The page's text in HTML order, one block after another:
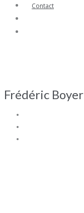
Contact
Frédéric Boyer